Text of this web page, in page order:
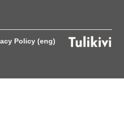
Policy (eng)